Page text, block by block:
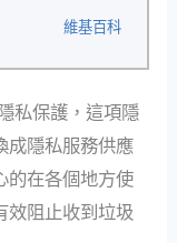
維基百科
私保護，這項隱
成隱私服務供應
的在各個地方使
效阻止收到垃圾